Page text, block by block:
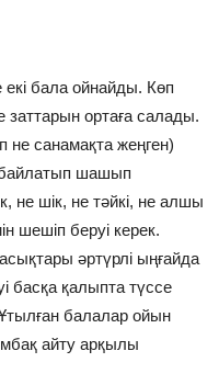
бала ойнайды. Көп
заттарын ортаға салады.
не санамақта жеңген)
шашып
не шік, не тәйкі, не алшы
шешіп беруі керек.
әртүрлі ыңғайда
басқа қалыпта түссе
балалар ойын
айту арқылы